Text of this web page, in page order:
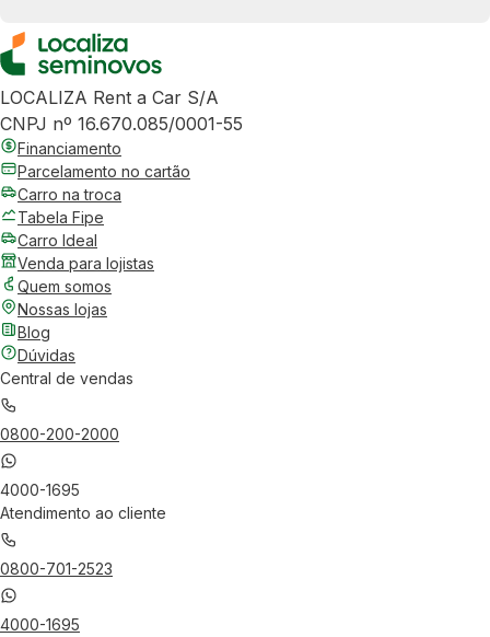
LOCALIZA Rent a Car S/A
CNPJ nº 16.670.085/0001-55
Financiamento
Parcelamento no cartão
Carro na troca
Tabela Fipe
Carro Ideal
Venda para lojistas
Quem somos
Nossas lojas
Blog
Dúvidas
Central de vendas
0800-200-2000
4000-1695
Atendimento ao cliente
0800-701-2523
4000-1695